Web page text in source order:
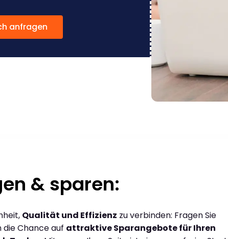
anfragen
& sparen:
Qualität und Effizienz zu verbinden: Fragen Sie
die Chance auf attraktive Sparangebote für Ihren